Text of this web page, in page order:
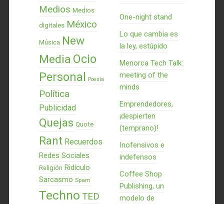
Medios Medios
digitales México
Música New
Media Ocio
Personal Poesía
Política
Publicidad
Quejas Quote
Rant Recuerdos
Redes Sociales
Religión Ridículo
Sarcasmo Spam
Techno TED
One-night stand
Lo que cambia es
la ley, estúpido
Menorca Tech Talk:
meeting of the
minds
Emprendedores,
¡despierten
(temprano)!
Inofensivos e
indefensos
Coffee Shop
Publishing, un
modelo de